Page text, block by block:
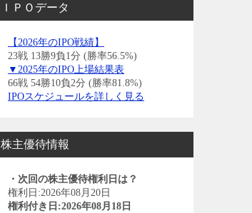
ＩＰＯデータ
【2026年のIPO戦績】
23戦 13勝9負1分 (勝率56.5%)
▼2025年のIPO上場結果表
66戦 54勝10負2分 (勝率81.8%)
IPOスケジュールを詳しく見る
株主優待情報
・次回の株主優待権利日は？
権利日:2026年08月20日
権利付き日:2026年08月18日